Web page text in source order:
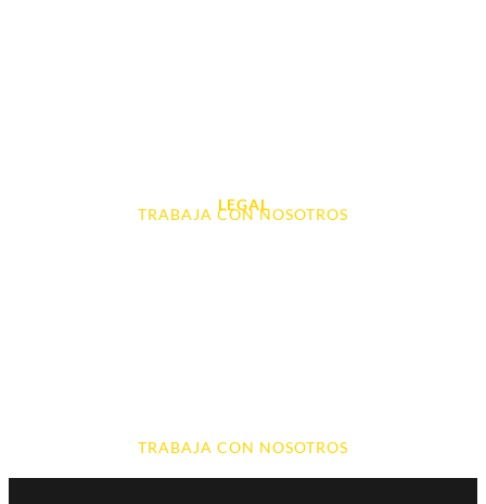
LEGAL
TRABAJA CON NOSOTROS
TRABAJA CON NOSOTROS